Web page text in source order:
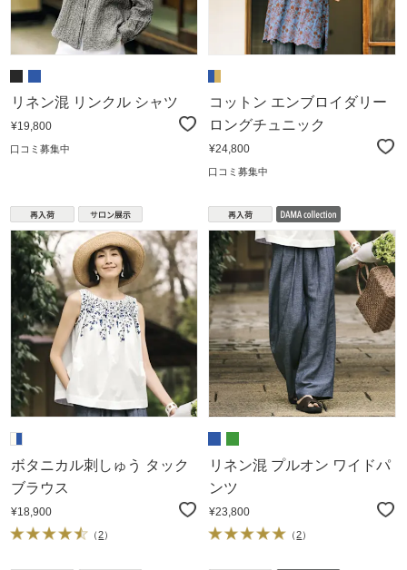
リネン混 リンクル シャツ
¥19,800
口コミ募集中
コットン エンブロイダリー
ロングチュニック
¥24,800
口コミ募集中
ボタニカル刺しゅう タック
ブラウス
¥18,900
（2）
リネン混 プルオン ワイドパ
ンツ
¥23,800
（2）